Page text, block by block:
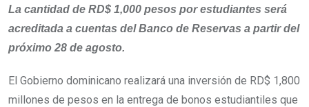
La cantidad de RD$ 1,000 pesos por estudiantes será
acreditada a cuentas del Banco de Reservas a partir del
próximo 28 de agosto.
El Gobierno dominicano realizará una inversión de RD$ 1,800
millones de pesos en la entrega de bonos estudiantiles que